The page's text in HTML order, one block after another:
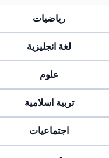
رياضيات
لغة انجليزية
علوم
تربية اسلامية
اجتماعيات